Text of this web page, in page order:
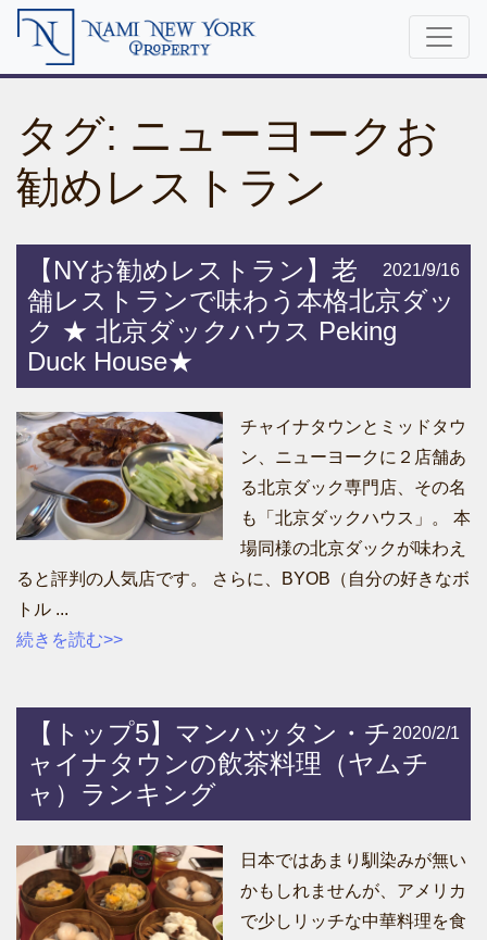
タグ: ニューヨークお
勧めレストラン
2021/9/16
【NYお勧めレストラン】老
舗レストランで味わう本格北京ダッ
ク ★ 北京ダックハウス Peking
Duck House★
チャイナタウンとミッドタウ
ン、ニューヨークに２店舗あ
る北京ダック専門店、その名
も「北京ダックハウス」。 本
場同様の北京ダックが味わえ
ると評判の人気店です。 さらに、BYOB（自分の好きなボ
トル ...
続きを読む>>
2020/2/1
【トップ5】マンハッタン・チ
ャイナタウンの飲茶料理（ヤムチ
ャ）ランキング
日本ではあまり馴染みが無い
かもしれませんが、アメリカ
で少しリッチな中華料理を食